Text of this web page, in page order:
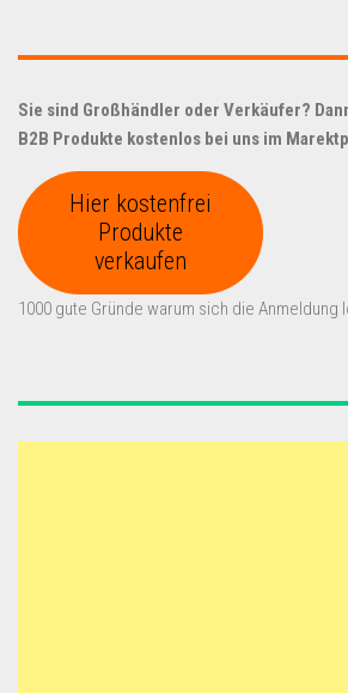
Sie sind Großhändler oder Verkäufer?
B2B Produkte kostenlos bei uns im
Hier kostenfrei
Produkte
verkaufen
1000 gute Gründe warum sich die Anmeldung